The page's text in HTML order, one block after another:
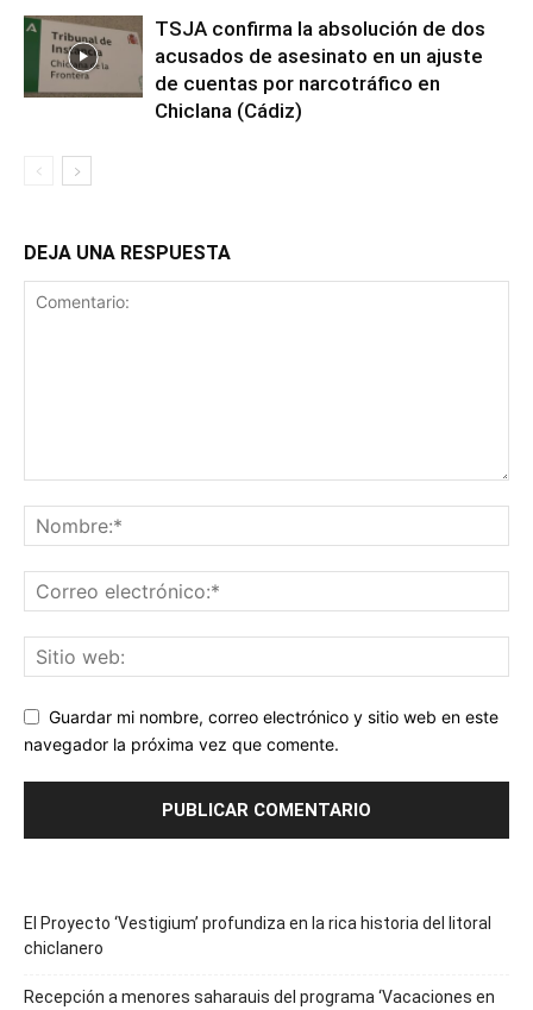
TSJA confirma la absolución de dos
acusados de asesinato en un ajuste
de cuentas por narcotráfico en
Chiclana (Cádiz)
DEJA UNA RESPUESTA
Guardar mi nombre, correo electrónico y sitio web en este
navegador la próxima vez que comente.
El Proyecto ‘Vestigium’ profundiza en la rica historia del litoral
chiclanero
Recepción a menores saharauis del programa ‘Vacaciones en